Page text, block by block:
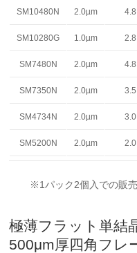
SM10480N 2.0µm
SM10280G 1.0µm
SM7480N 2.0µm
SM7350N 2.0µm
SM4734N 2.0µm
SM5200N 2.0µm
※1パック2個入での販
極薄フラット単結
500μm厚四角フレ